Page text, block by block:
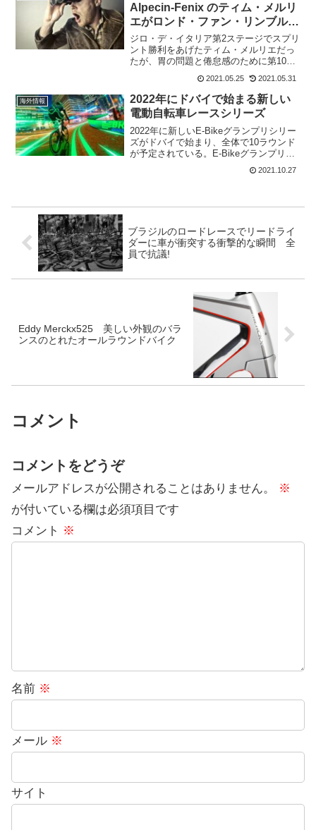
Alpecin-Fenix のティム・メルリ
エがロンド・ファン・リンブルフ
で勝ってる!
ジロ・デ・イタリア第2ステージでスプリ
ント勝利をあげたティム・メルリエだっ
たが、胃の問題と倦怠感のために第10ス
テージを最後にリタイヤ。現在は、次の
ツール・ド・フランスに向けてゆっくり
と休養しているのかと思ったら。なん
と、ベルギーのワンデイ...
2021.05.25 2021.05.31
海外情報
2022年にドバイで始まる新しい
電動自転車レースシリーズ
2022年に新しいE-Bikeグランプリシリー
ズがドバイで始まり、全体で10ラウンド
が予定されている。E-Bikeグランプリシ
リーズ（EBK GP）には、10のフランチ
ャイズチームが参加。EBK GPは、e-bike
2021.10.27
ブラジルのロードレースでリードライ
ダーに車が衝突する衝撃的な瞬間 全
員で抗議!
Eddy Merckx525 美しい外観のバラ
ンスのとれたオールラウンドバイク
コメント
コメントをどうぞ
メールアドレスが公開されることはありません。
※
が付いている欄は必須項目です
コメント ※
名前 ※
メール ※
サイト